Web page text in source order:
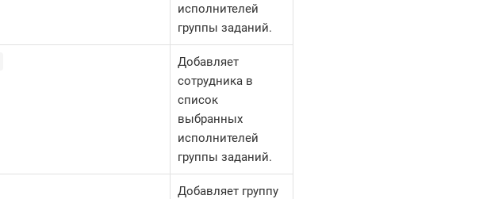
исполнителей
группы заданий.
Добавляет
сотрудника в
список
выбранных
исполнителей
группы заданий.
Добавляет группу